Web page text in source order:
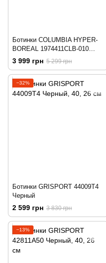
Ботинки COLUMBIA HYPER-
BOREAL 1974411CLB-010
Черный
3 999 грн 5 299 грн
−32%
Ботинки GRISPORT 44009T4
Черный
2 599 грн 3 830 грн
−13%